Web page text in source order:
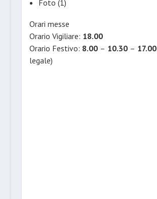
Foto (1)
Orari messe
Orario Vigiliare: 18.00
Orario Festivo: 8.00 – 10.30 – 17.00
legale)